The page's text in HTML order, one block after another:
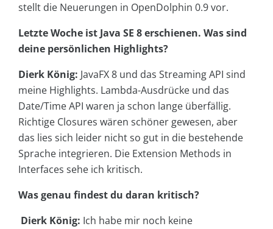
stellt die Neuerungen in OpenDolphin 0.9 vor.
Letzte Woche ist Java SE 8 erschienen. Was sind
deine persönlichen Highlights?
Dierk König: JavaFX 8 und das Streaming API sind
meine Highlights. Lambda-Ausdrücke und das
Date/Time API waren ja schon lange überfällig.
Richtige Closures wären schöner gewesen, aber
das lies sich leider nicht so gut in die bestehende
Sprache integrieren. Die Extension Methods in
Interfaces sehe ich kritisch.
Was genau findest du daran kritisch?
Dierk König: Ich habe mir noch keine